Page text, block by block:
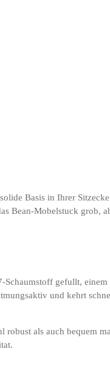
Basis in Ihrer
Bean-Mobelstuck grob,
gefullt,
und kehrt
als auch bequem